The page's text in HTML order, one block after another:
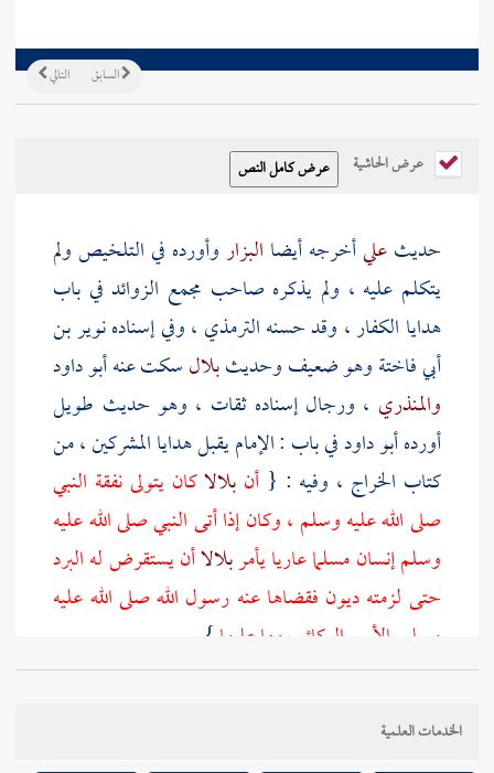
التالي السابق
عرض الحاشية
حديثعليأخرجه أيضا البزاروأورده في التلخيص ولم
يتكلم عليه ، ولم يذكره صاحب مجمع الزوائد في باب
هدايا الكفار ، وقد حسنهالترمذي ، وفي إسنادهنوير بن
أبي فاختةوهو ضعيف وحديثبلالسكت عنهأبو داود
والمنذري ، ورجال إسناده ثقات ، وهو حديث طويل
أوردهأبو داودفي باب : الإمام يقبل هدايا المشركين ، من
كتاب الخراج ، وفيه : { أن بلالاكان يتولى نفقة النبي
صلى الله عليه وسلم ، وكان إذا أتى النبي صلى الله عليه
وسلم إنسان مسلما عاريا يأمربلالاأن يستقرض له البرد
حتى لزمته ديون فقضاها عنه رسول الله صلى الله عليه
وسلم بالأربع الركائب وما عليها} .
وفي الباب عن
قال : {
الخدمات العلمية